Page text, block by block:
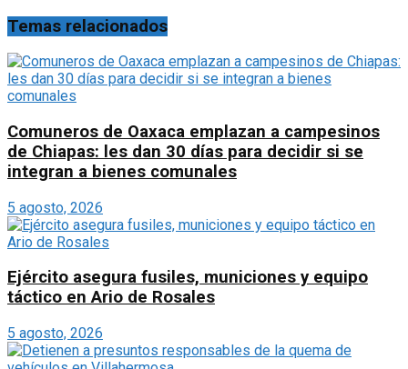
Temas relacionados
Comuneros de Oaxaca emplazan a campesinos
de Chiapas: les dan 30 días para decidir si se
integran a bienes comunales
5 agosto, 2026
Ejército asegura fusiles, municiones y equipo
táctico en Ario de Rosales
5 agosto, 2026